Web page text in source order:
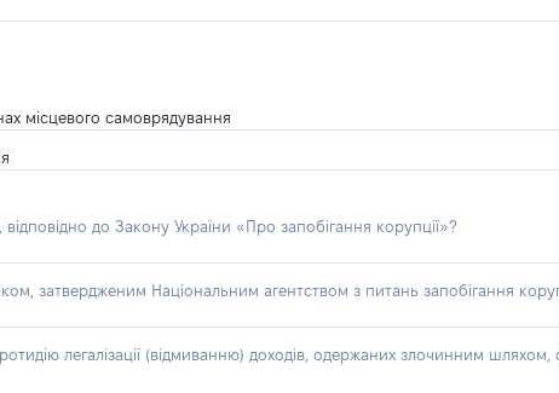
місцевого самоврядування
до Закону України «Про запобігання корупції»?
затвердженим Національним агентством з питань запобігання
легалізації (відмиванню) доходів, одержаних злочинним